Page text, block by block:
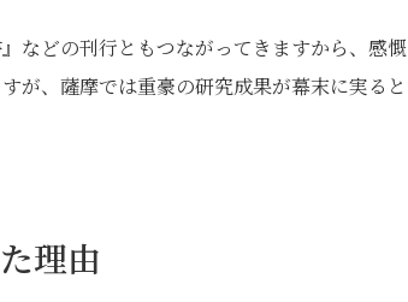
などの刊行ともつながってきますから、感慨
が、薩摩では重豪の研究成果が幕末に実ると
理由